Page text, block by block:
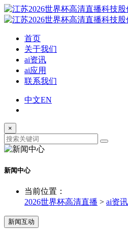
首页
关于我们
ai资讯
ai应用
联系我们
中文EN
×
新闻中心
当前位置：
2026世界杯高清直播 > ai资讯
新闻互动